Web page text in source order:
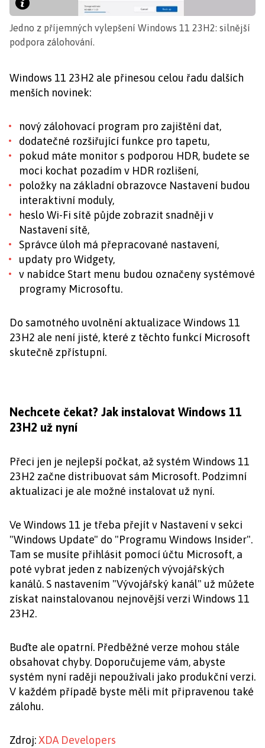
Jedno z příjemných vylepšení Windows 11 23H2: silnější
podpora zálohování.
Windows 11 23H2 ale přinesou celou řadu dalších
menších novinek:
nový zálohovací program pro zajištění dat,
dodatečné rozšiřující funkce pro tapetu,
pokud máte monitor s podporou HDR, budete se
moci kochat pozadím v HDR rozlišení,
položky na základní obrazovce Nastavení budou
interaktivní moduly,
heslo Wi-Fi sítě půjde zobrazit snadněji v
Nastavení sítě,
Správce úloh má přepracované nastavení,
updaty pro Widgety,
v nabídce Start menu budou označeny systémové
programy Microsoftu.
Do samotného uvolnění aktualizace Windows 11
23H2 ale není jisté, které z těchto funkcí Microsoft
skutečně zpřístupní.
Nechcete čekat? Jak instalovat Windows 11
23H2 už nyní
Přeci jen je nejlepší počkat, až systém Windows 11
23H2 začne distribuovat sám Microsoft. Podzimní
aktualizaci je ale možné instalovat už nyní.
Ve Windows 11 je třeba přejít v Nastavení v sekci
"Windows Update" do "Programu Windows Insider".
Tam se musíte přihlásit pomocí účtu Microsoft, a
poté vybrat jeden z nabízených vývojářských
kanálů. S nastavením "Vývojářský kanál" už můžete
získat nainstalovanou nejnovější verzi Windows 11
23H2.
Buďte ale opatrní. Předběžné verze mohou stále
obsahovat chyby. Doporučujeme vám, abyste
systém nyní raději nepoužívali jako produkční verzi.
V každém případě byste měli mít připravenou také
zálohu.
Zdroj:XDA Developers